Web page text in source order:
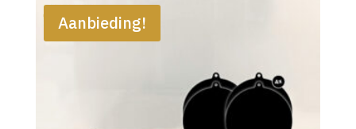
€84,90.€81,00.
Aanbieding!